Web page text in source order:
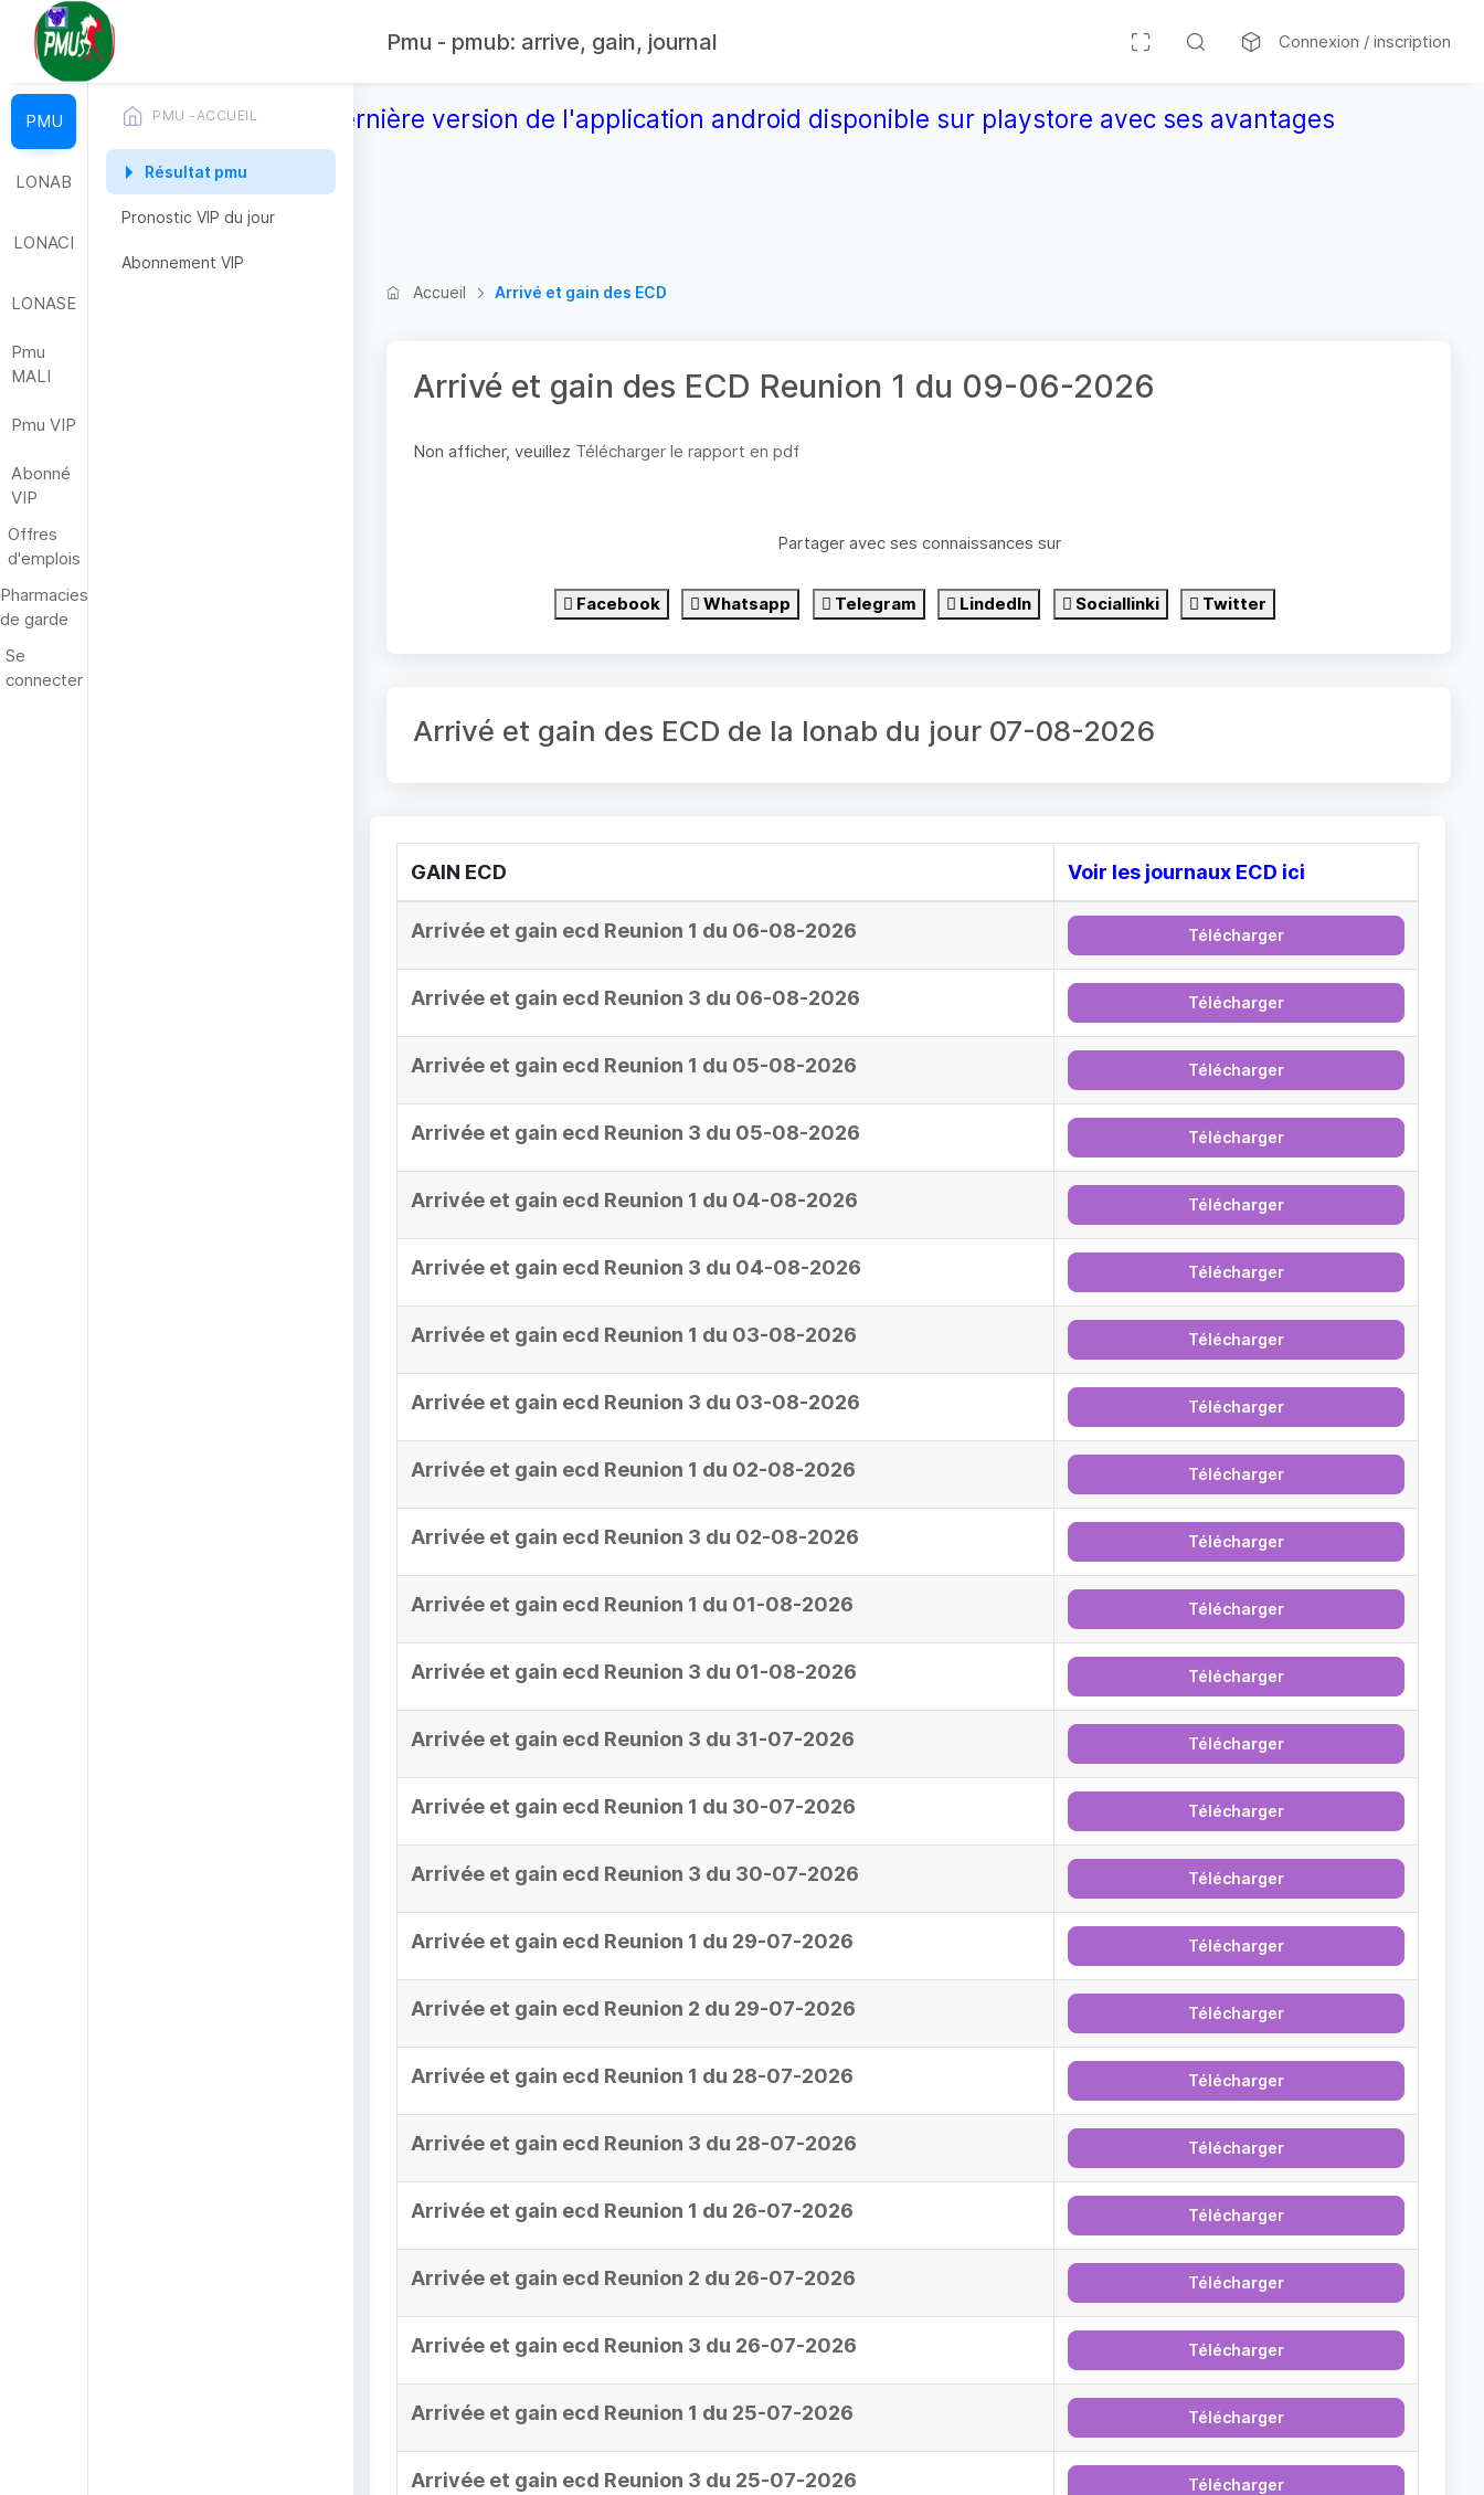
Pmu - pmub: arrive, gain, journal Connexion / inscription
Télécharger la dernière version de l'application android disponible sur playstore avec ses avantages
PMU
LONAB
LONACI
LONASE
Pmu
MALI
Pmu VIP
Abonné
VIP
Offres
d'emplois
Pharmacies
de garde
Se
connecter
PMU -ACCUEIL
Résultat pmu
Pronostic VIP du jour
Abonnement VIP
Accueil
Arrivé et gain des ECD
Arrivé et gain des ECD Reunion 1 du 09-06-2026
Non afficher, veuillez Télécharger le rapport en pdf
Partager avec ses connaissances sur
Facebook Whatsapp Telegram LindedIn Sociallinki Twitter
Arrivé et gain des ECD de la lonab du jour 07-08-2026
GAIN ECD Voir les journaux ECD ici
Arrivée et gain ecd Reunion 1 du 06-08-2026 Télécharger
Arrivée et gain ecd Reunion 3 du 06-08-2026 Télécharger
Arrivée et gain ecd Reunion 1 du 05-08-2026 Télécharger
Arrivée et gain ecd Reunion 3 du 05-08-2026 Télécharger
Arrivée et gain ecd Reunion 1 du 04-08-2026 Télécharger
Arrivée et gain ecd Reunion 3 du 04-08-2026 Télécharger
Arrivée et gain ecd Reunion 1 du 03-08-2026 Télécharger
Arrivée et gain ecd Reunion 3 du 03-08-2026 Télécharger
Arrivée et gain ecd Reunion 1 du 02-08-2026 Télécharger
Arrivée et gain ecd Reunion 3 du 02-08-2026 Télécharger
Arrivée et gain ecd Reunion 1 du 01-08-2026 Télécharger
Arrivée et gain ecd Reunion 3 du 01-08-2026 Télécharger
Arrivée et gain ecd Reunion 3 du 31-07-2026 Télécharger
Arrivée et gain ecd Reunion 1 du 30-07-2026 Télécharger
Arrivée et gain ecd Reunion 3 du 30-07-2026 Télécharger
Arrivée et gain ecd Reunion 1 du 29-07-2026 Télécharger
Arrivée et gain ecd Reunion 2 du 29-07-2026 Télécharger
Arrivée et gain ecd Reunion 1 du 28-07-2026 Télécharger
Arrivée et gain ecd Reunion 3 du 28-07-2026 Télécharger
Arrivée et gain ecd Reunion 1 du 26-07-2026 Télécharger
Arrivée et gain ecd Reunion 2 du 26-07-2026 Télécharger
Arrivée et gain ecd Reunion 3 du 26-07-2026 Télécharger
Arrivée et gain ecd Reunion 1 du 25-07-2026 Télécharger
Arrivée et gain ecd Reunion 3 du 25-07-2026 Télécharger